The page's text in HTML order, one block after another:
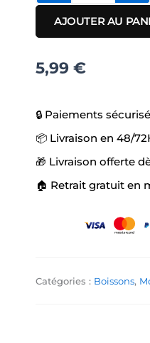
Monster
Juice
Rio
Saveur
Tropical
AJOUTER AU
5,99 €
🔒 Paiements
📦 Livraison en 48/
🎁 Livraison offerte
🏠 Retrait gratuit en
Catégories : Boissons,